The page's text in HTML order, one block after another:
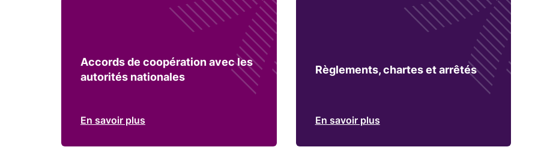
Accords de coopération avec les
autorités nationales
En savoir plus
Règlements, chartes et arrêtés
En savoir plus